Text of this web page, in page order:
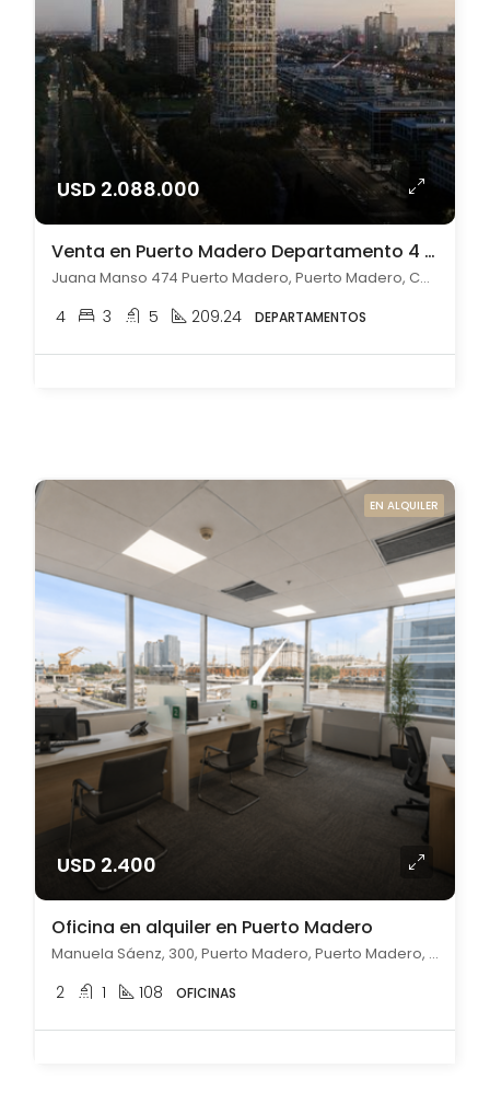
USD 2.088.000
Venta en Puerto Madero Departamento 4 ambientes c/ cochera
Juana Manso 474 Puerto Madero, Puerto Madero, Capital Federal
4 3 5 209.24 DEPARTAMENTOS
EN ALQUILER
USD 2.400
Oficina en alquiler en Puerto Madero
Manuela Sáenz, 300, Puerto Madero, Puerto Madero, Capital Federal
2 1 108 OFICINAS